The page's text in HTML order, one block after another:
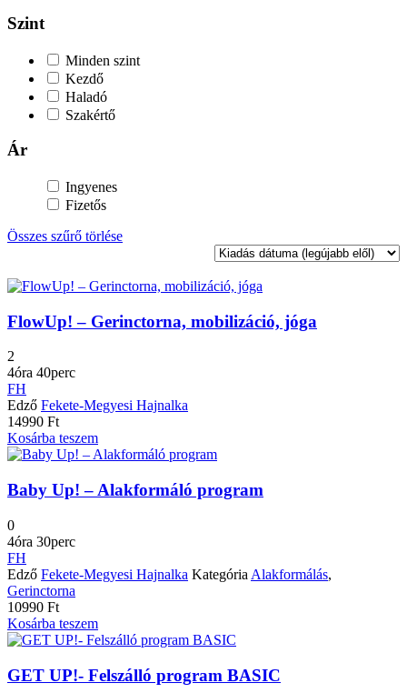
Szint
Minden szint
Kezdő
Haladó
Szakértő
Ár
Ingyenes
Fizetős
Összes szűrő törlése
FlowUp! – Gerinctorna, mobilizáció, jóga
2
4óra 40perc
FH
Edző Fekete-Megyesi Hajnalka
14990 Ft
Kosárba teszem
Baby Up! – Alakformáló program
0
4óra 30perc
FH
Edző Fekete-Megyesi Hajnalka Kategória Alakformálás,
Gerinctorna
10990 Ft
Kosárba teszem
GET UP!- Felszálló program BASIC